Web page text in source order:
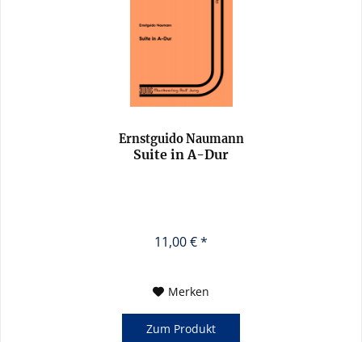
Ernstguido Naumann
Suite in A-Dur
11,00 € *
Merken
Zum Produkt